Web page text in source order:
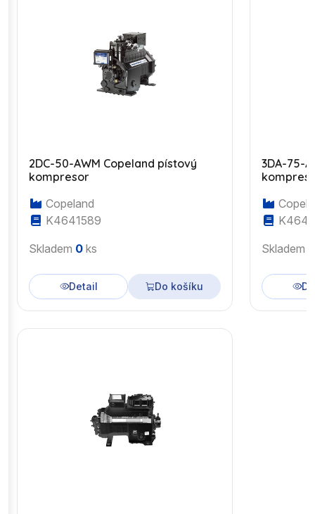
2DC-50-AWM Copeland pístový
kompresor
Copeland
K4641589
Skladem 0 ks
Detail Do košíku
3DA-75-
Skladem